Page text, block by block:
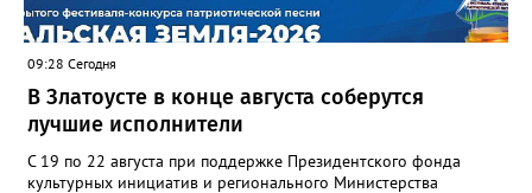
09:28 Сегодня
В Златоусте в конце августа соберутся
лучшие исполнители
С 19 по 22 августа при поддержке Президентского фонда
культурных инициатив и регионального Министерства